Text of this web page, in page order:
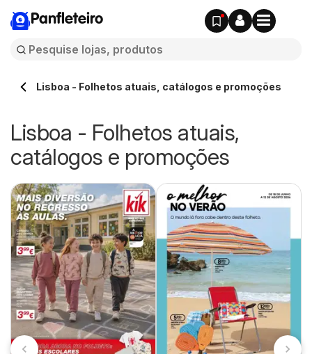
Panfleteiro
Lisboa - Folhetos atuais, catálogos e promoções
Lisboa - Folhetos atuais,
catálogos e promoções